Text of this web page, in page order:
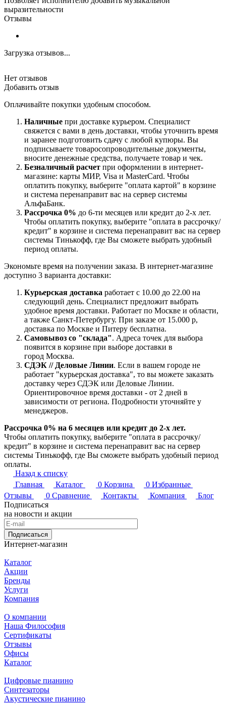
выразительности
Отзывы
Загрузка отзывов...
Нет отзывов
Добавить отзыв
Оплачивайте покупки удобным способом.
Наличные при доставке курьером. Специалист
свяжется с вами в день доставки, чтобы уточнить время
и заранее подготовить сдачу с любой купюры. Вы
подписываете товаросопроводительные документы,
вносите денежные средства, получаете товар и чек.
Безналичный расчет при оформлении в интернет-
магазине: карты МИР, Visa и MasterCard. Чтобы
оплатить покупку, выберите "оплата картой" в корзине
и система перенаправит вас на сервер системы
АльфаБанк.
Рассрочка 0% до 6-ти месяцев или кредит до 2-х лет.
Чтобы оплатить покупку, выберите "оплата в рассрочку/
кредит" в корзине и система перенаправит вас на сервер
системы Тинькофф, где Вы сможете выбрать удобный
период оплаты.
Экономьте время на получении заказа. В интернет-магазине
доступно 3 варианта доставки:
Курьерская доставка работает с 10.00 до 22.00 на
следующий день. Специалист предложит выбрать
удобное время доставки. Работает по Москве и области,
а также Санкт-Петербургу. При заказе от 15.000 р,
доставка по Москве и Питеру бесплатна.
Самовывоз со "склада". Адреса точек для выбора
появится в корзине при выборе доставки в
город Москва.
СДЭК // Деловые Линии. Если в вашем городе не
работает "курьерская доставка", то вы можете заказать
доставку через СДЭК или Деловые Линии.
Ориентировочное время доставки - от 2 дней в
зависимости от региона. Подробности уточняйте у
менеджеров.
Рассрочка 0% на 6 месяцев или кредит до 2-х лет.
Чтобы оплатить покупку, выберите "оплата в рассрочку/
кредит" в корзине и система перенаправит вас на сервер
системы Тинькофф, где Вы сможете выбрать удобный период
оплаты.
Назад к списку
Главная
Каталог 0 Корзина 0 Избранные
Отзывы
0 Сравнение Контакты Компания
Блог
Подписаться
на новости и акции
Подписаться
Интернет-магазин
Каталог
Акции
Бренды
Услуги
Компания
О компании
Наша Философия
Сертификаты
Отзывы
Офисы
Каталог
Цифровые пианино
Синтезаторы
Акустические пианино